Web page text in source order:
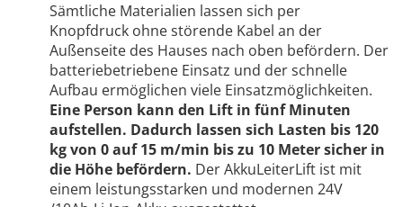
Sämtliche Materialien lassen sich per
Knopfdruck ohne störende Kabel an der
Außenseite des Hauses nach oben befördern. Der
batteriebetriebene Einsatz und der schnelle
Aufbau ermöglichen viele Einsatzmöglichkeiten.
Eine Person kann den Lift in fünf Minuten
aufstellen. Dadurch lassen sich Lasten bis 120
kg von 0 auf 15 m/min bis zu 10 Meter sicher in
die Höhe befördern. Der AkkuLeiterLift ist mit
einem leistungsstarken und modernen 24V